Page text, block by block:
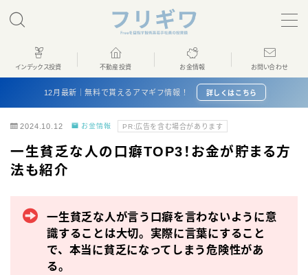
MENU
ホーム
インデックス投資
不動産投資
お金情報
プロフィール
インデックス投資 不動産投資 お金情報 お問い合わせ
12月最新｜無料で貰えるアマギフ情報！ 詳しくはこちら
2024.10.12 お金情報 PR:広告を含む場合があります
一生貧乏な人の口癖TOP3！お金が貯まる方
法も紹介
一生貧乏な人が言う口癖を言わないように意
識することは大切。実際に言葉にすること
で、本当に貧乏になってしまう危険性があ
る。